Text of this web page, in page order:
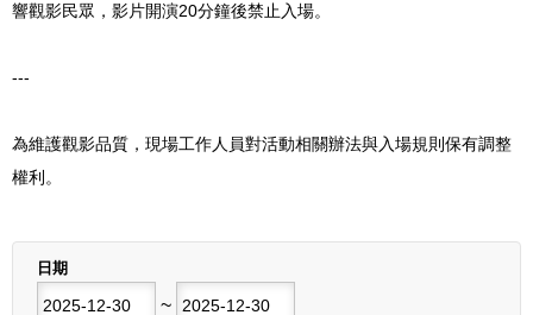
響觀影民眾，影片開演20分鐘後禁止入場。
---
為維護觀影品質，現場工作人員對活動相關辦法與入場規則保有調整
權利。
日期
~